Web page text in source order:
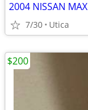
2004 NISSAN
7/30 Utica
$200